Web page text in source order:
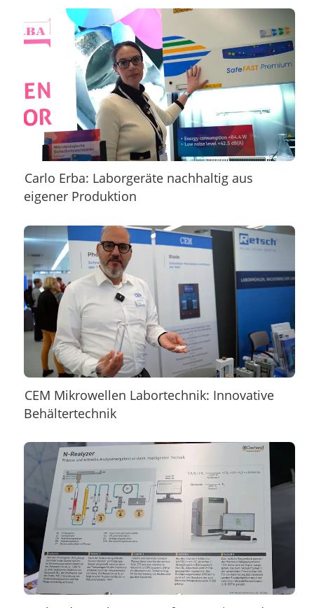
Carlo Erba: Laborgeräte nachhaltig aus
eigener Produktion
CEM Mikrowellen Labortechnik: Innovative
Behältertechnik